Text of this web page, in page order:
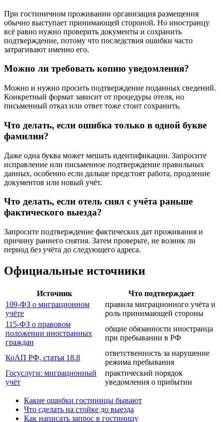
При гостиничном проживании организация размещения
обычно выступает принимающей стороной. Но иностранцу
всё равно нужно проверить документы и сохранить
подтверждение, потому что последствия ошибки часто
затрагивают именно его.
Можно ли требовать копию уведомления?
Можно и нужно просить подтверждение поданных сведений.
Конкретный формат зависит от процедуры отеля, но
письменный отказ или ответ тоже стоит сохранить.
Что делать, если ошибка только в одной букве
фамилии?
Даже одна буква может мешать идентификации. Запросите
исправление или письменное подтверждение правильных
данных, особенно если дальше предстоят работа, продление
документов или новый учёт.
Что делать, если отель снял с учёта раньше
фактического выезда?
Запросите подтверждение фактических дат проживания и
причину раннего снятия. Затем проверьте, не возник ли
период без учёта до следующего адреса.
Официальные источники
Источник
Что подтверждает
109-ФЗ о миграционном
учёте
правила миграционного учёта и
роль принимающей стороны
115-ФЗ о правовом
положении иностранных
граждан
общие обязанности иностранца
при пребывании в РФ
КоАП РФ, статья 18.8
ответственность за нарушение
режима пребывания
Госуслуги: миграционный
учёт
практический порядок
уведомления о прибытии
Какие ошибки гостиницы бывают
Что сделать на стойке до выезда
Как написать запрос в гостиницу